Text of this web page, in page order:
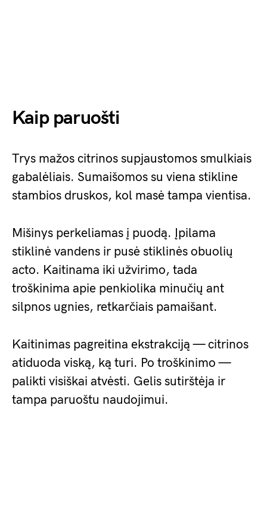
Kaip paruošti
Trys mažos citrinos supjaustomos smulkiais
gabalėliais. Sumaišomos su viena stikline
stambios druskos, kol masė tampa vientisa.
Mišinys perkeliamas į puodą. Įpilama
stiklinė vandens ir pusė stiklinės obuolių
acto. Kaitinama iki užvirimo, tada
troškinima apie penkiolika minučių ant
silpnos ugnies, retkarčiais pamaišant.
Kaitinimas pagreitina ekstrakciją — citrinos
atiduoda viską, ką turi. Po troškinimo —
palikti visiškai atvėsti. Gelis sutirštėja ir
tampa paruoštu naudojimui.